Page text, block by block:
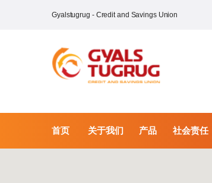
Gyalstugrug - Credit and Savings Union
首页 关于我们 产品 社会责任